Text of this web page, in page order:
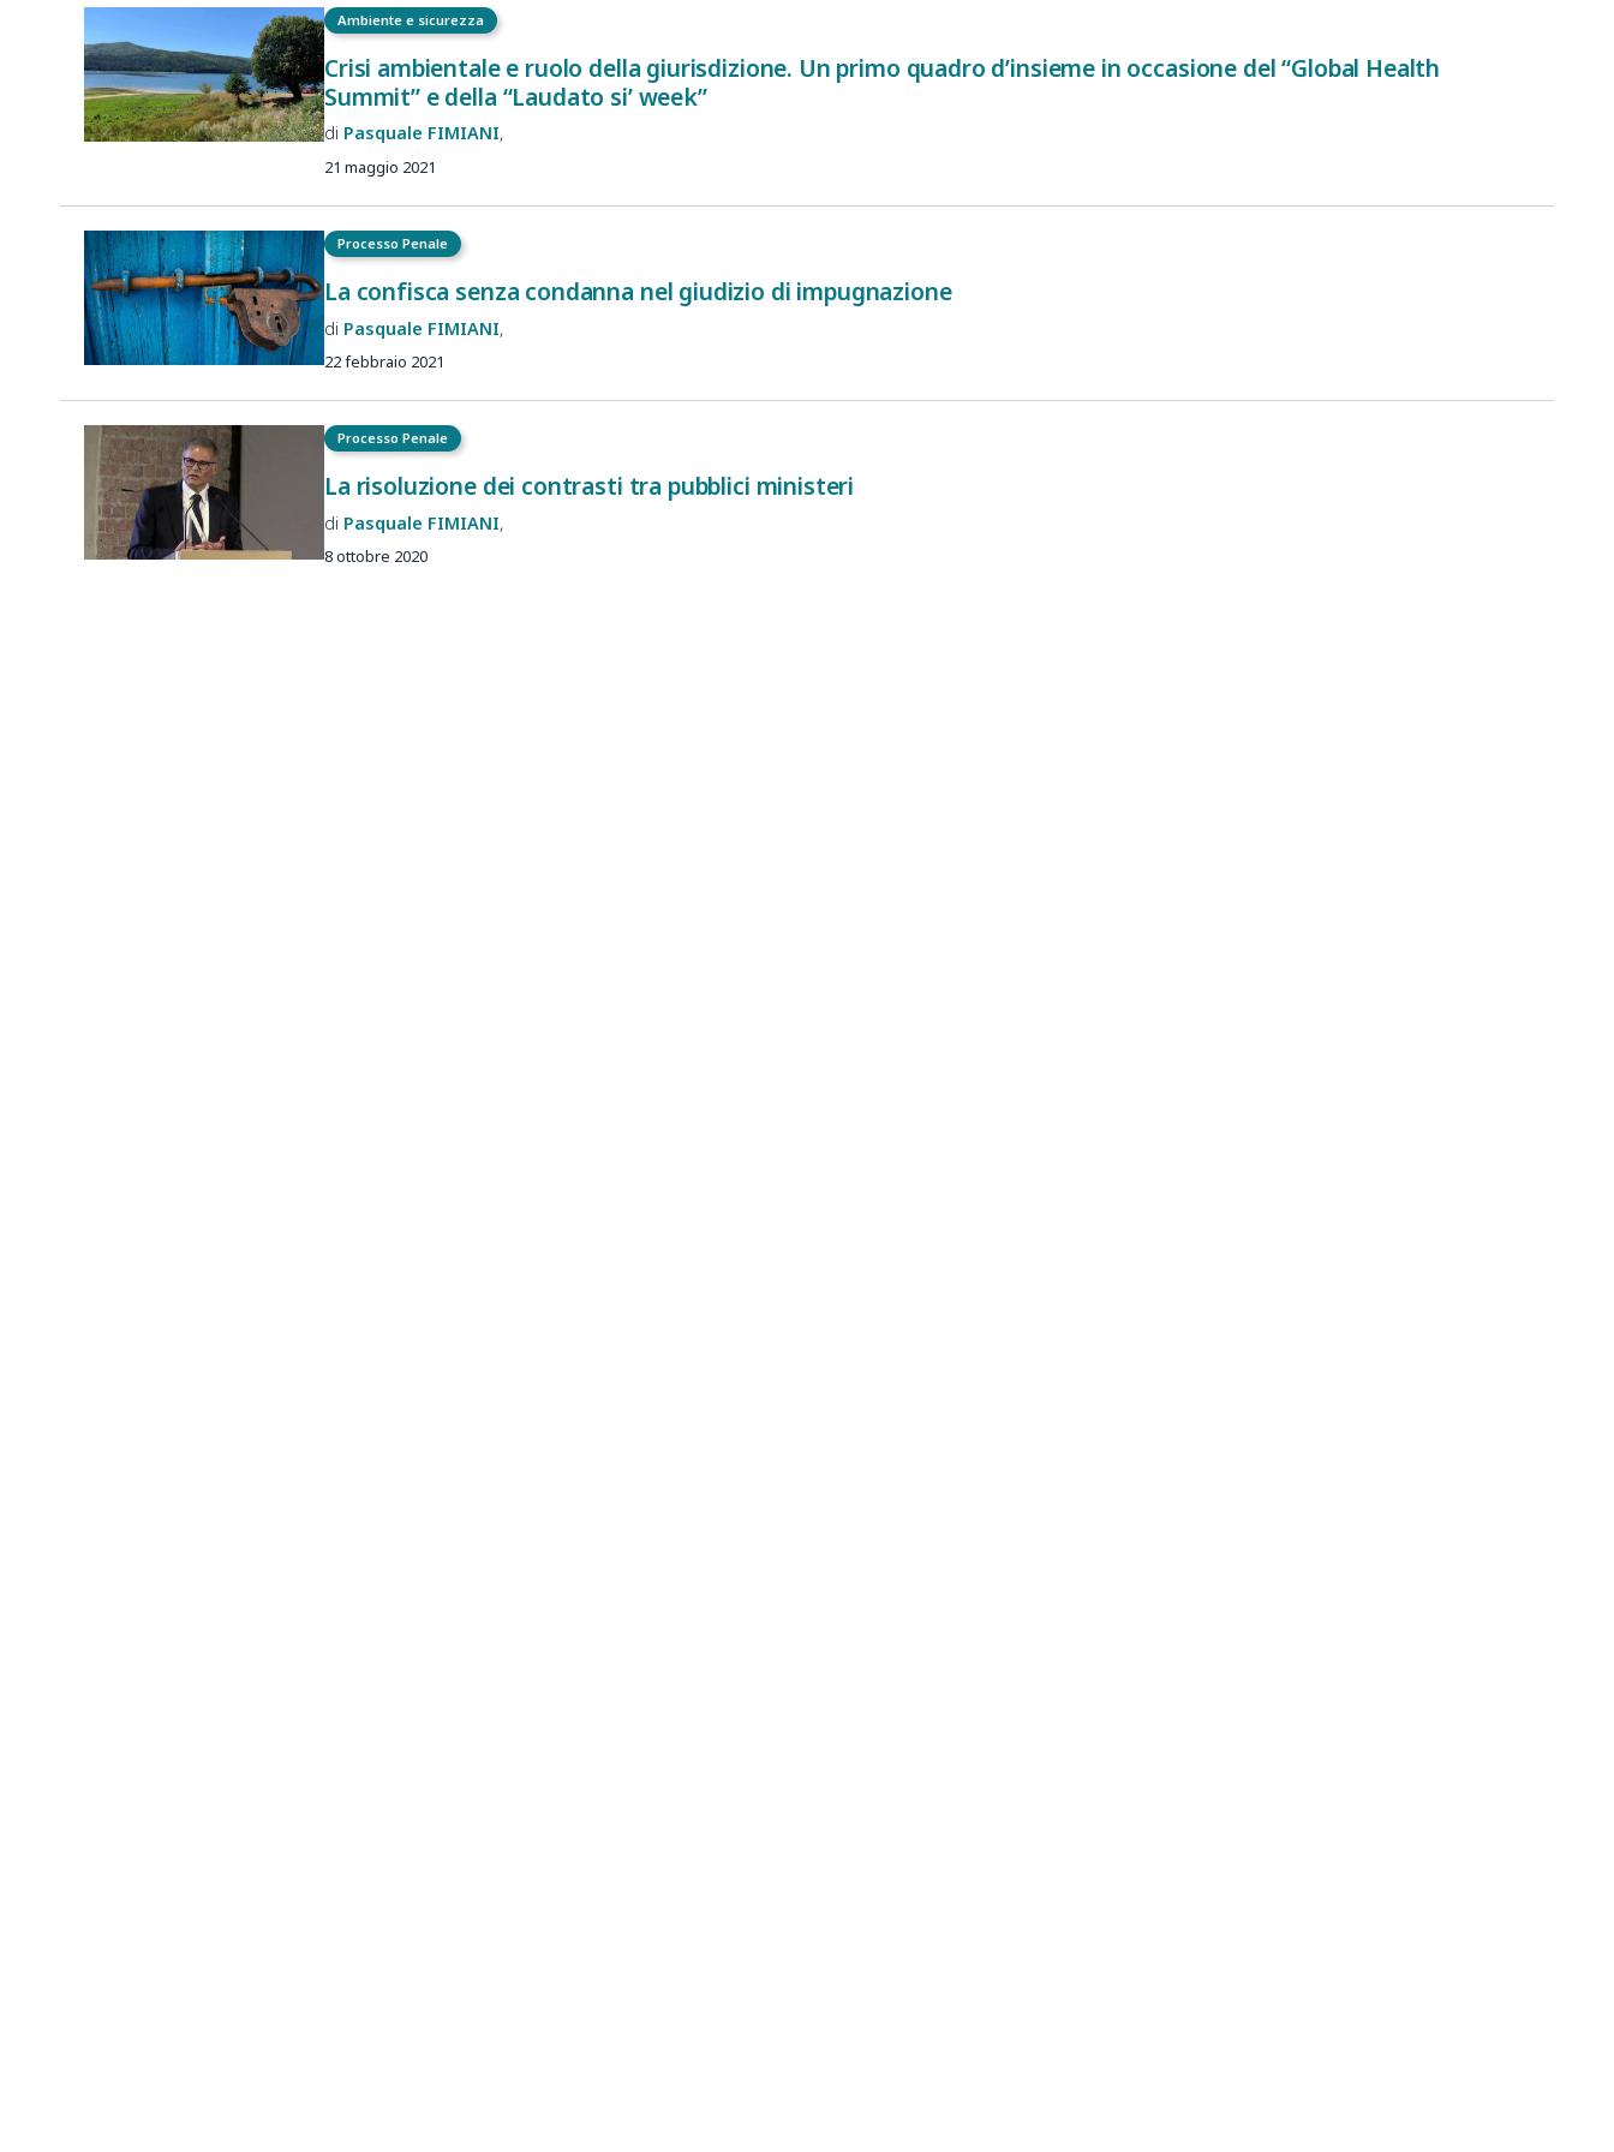
Ambiente e sicurezza
Crisi ambientale e ruolo della giurisdizione. Un primo quadro d’insieme in occasione del “Global Health
Summit” e della “Laudato si’ week”
Pasquale FIMIANI
21 maggio 2021
Processo Penale
La confisca senza condanna nel giudizio di impugnazione
Pasquale FIMIANI
22 febbraio 2021
Processo Penale
La risoluzione dei contrasti tra pubblici ministeri
Pasquale FIMIANI
8 ottobre 2020